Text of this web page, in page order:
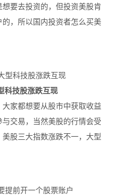
要去投资的，但投资美股肯
，所以国内投资者怎么买美
科技股涨跌互现
家都想要从股市中获取收益
交易，当然美股的行情会受
股三大指数涨跌不一，大型